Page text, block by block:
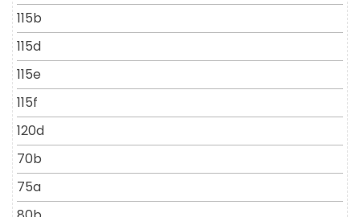
115b
115d
115e
115f
120d
70b
75a